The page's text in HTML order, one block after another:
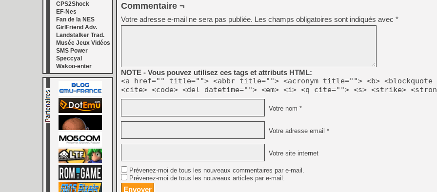
[LS] [PS5] ps5-y2jb-
[GK] Pourquoi Marvel
[GK] Test : Restory : Chill
[GK] GTA 6 : Rockstar
[GK] Hot Wheels Infinite
[GK] Mémoire cash -
[GK] Résultats Nintendo :
[GK] Déjà des
[Mo5] Brickboy cherche à
[GK] Minecraft et ses «
[GK] Beast of
[GK] Ubisoft : fin de partie
[GK] Mémoire cash -
[GK] Dan Houser (GTA)
[GK] Comment EA Sports
[GK] Crimson Moon : un
[GK] Isle of Reveries : le
[GK] Moonlighter 2 : The
[GK] Capcom relance
CPS2Shock
EF-Nes
Fan de la NES
GirlFriend Adv.
Landstalker Trad.
Musée Jeux Vidéos
SMS Power
Speccyal
Wakoo-enter
Commentaire ¬
Votre adresse e-mail ne sera pas publiée. Les champs obligatoires sont indiqués avec *
NOTE - Vous pouvez utilisez ces tags et attributs HTML:
<a href="" title=""> <abbr title=""> <acronym title=""> <b> <blockquote
<cite> <code> <del datetime=""> <em> <i> <q cite=""> <s> <strike>
Votre nom *
Votre adresse email *
Votre site internet
Prévenez-moi de tous les nouveaux commentaires par e-mail.
Prévenez-moi de tous les nouveaux articles par e-mail.